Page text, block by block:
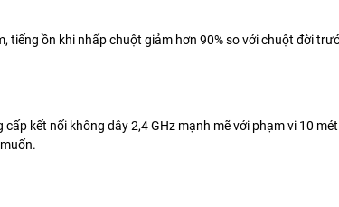
tiếng ồn khi nhấp chuột giảm hơn 90% so với chuột đời
cấp kết nối không dây 2,4 GHz mạnh mẽ với phạm vi 10